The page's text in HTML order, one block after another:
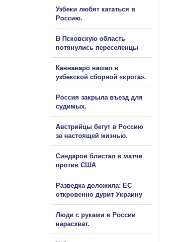
Узбеки любят кататься в
Россию.
В Псковскую область
потянулись переселенцы
Каннаваро нашел в
узбекской сборной «крота».
Россия закрыла въезд для
судимых.
Австрийцы бегут в Россию
за настоящей жизнью.
Синдаров блистал в матче
против США
Разведка доложила: ЕС
откровенно дурит Украину
Люди с руками в России
нарасхват.